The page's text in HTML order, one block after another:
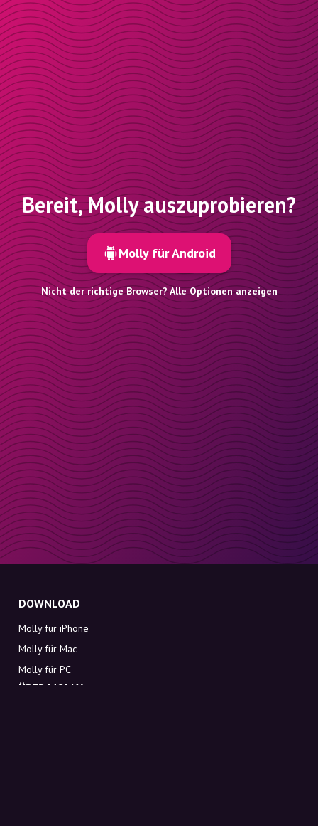
Bereit, Molly auszuprobieren?
Molly für Android
Nicht der richtige Browser? Alle Optionen anzeigen
DOWNLOAD
Molly für iPhone
Molly für Mac
Molly für PC
ÜBER MOLLY